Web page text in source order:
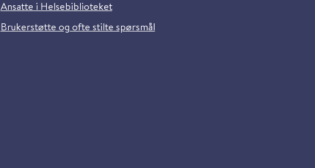
Ansatte i Helsebiblioteket
Brukerstøtte og ofte stilte spørsmål